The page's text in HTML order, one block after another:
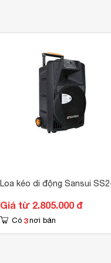
Loa kéo di động Sansui
Giá từ 2.805.000 đ
Có 3 nơi bán